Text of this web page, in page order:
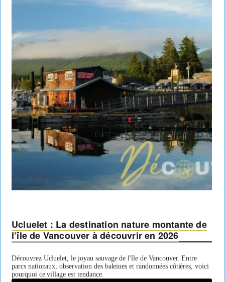
pour
randonneurs
Ucluelet : La destination nature montante de
l’île de Vancouver à découvrir en 2026
Découvrez Ucluelet, le joyau sauvage de l'île de Vancouver. Entre
parcs nationaux, observation des baleines et randonnées côtières, voici
pourquoi ce village est tendance.